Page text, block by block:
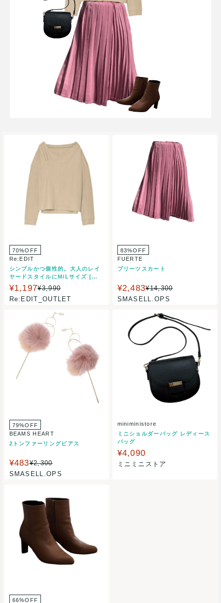
70%OFF
Re:EDIT
シンプルかつ個性的。大人のレイ
ヤードスタイルにM/Lサイズ [お
家で洗える]アシンメトリーレイヤ
ードセットトップス/タンクトップ
長袖 コットンブレンド
¥1,197¥3,990
Re:EDIT_OUTLET
83%OFF
FUERTE
プリーツスカート
¥2,483¥14,300
SMASELL.OPS
79%OFF
BEAMS HEART
2トンファーリングピアス
¥483¥2,300
SMASELL.OPS
miniministore
ミニショルダーバッグ レディース
バッグ
¥4,090
ミニミニストア
66%OFF